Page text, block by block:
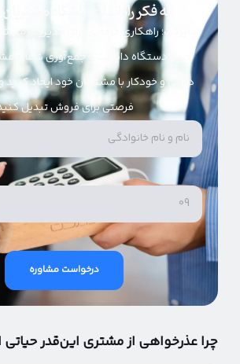
به فکر راه‌اندازی باشگاه مشتریان
دایرکت؛ راهکاری حرفه‌ای برای مدیریت
خرید دستگاه دایرکت و جمع‌آوری شماره
دائمی و خودکار با مشتریان خود ایجاد کنید
فرصتی برای فروش تبدیل
درخواست مشاوره
چرا عذرخواهی از مشتری این‌قدر